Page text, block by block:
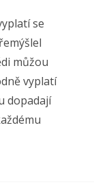
se
můžou
vyplatí
dopadají